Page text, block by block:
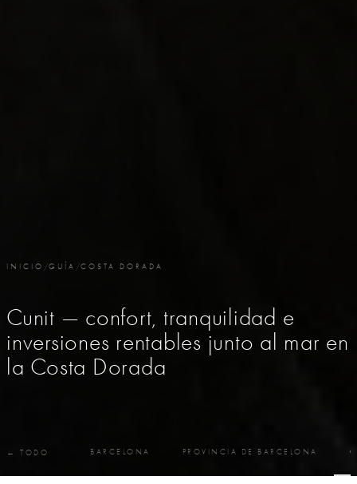
INICIO /GUÍA /COSTA DORADA
Cunit — confort, tranquilidad e
inversiones rentables junto al mar en
la Costa Dorada
← TODO BARCELONA PROVINCIA DE BARCELONA